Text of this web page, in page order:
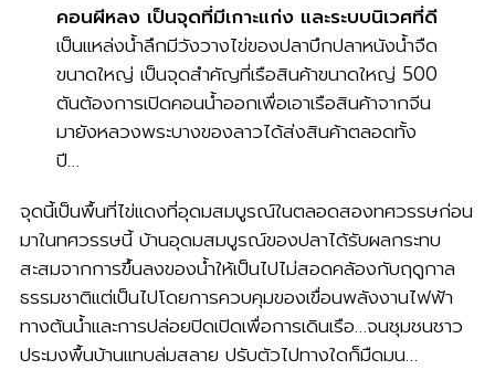
คอนผีหลง เป็นจุดที่มีเกาะแก่ง และระบบนิเวศที่ดี
เป็นแหล่งน้ำลึกมีวังวางไข่ของปลาบึกปลาหนังน้ำจืด
ขนาดใหญ่ เป็นจุดสำคัญที่เรือสินค้าขนาดใหญ่ 500
ตันต้องการเปิดคอนน้ำออกเพื่อเอาเรือสินค้าจากจีน
มายังหลวงพระบางของลาวได้ส่งสินค้าตลอดทั้ง
ปี…
จุดนี้เป็นพื้นที่ไข่แดงที่อุดมสมบูรณ์ในตลอดสองทศวรรษก่อน
มาในทศวรรษนี้ บ้านอุดมสมบูรณ์ของปลาได้รับผลกระทบ
สะสมจากการขึ้นลงของน้ำให้เป็นไปไม่สอดคล้องกับฤดูกาล
ธรรมชาติแต่เป็นไปโดยการควบคุมของเขื่อนพลังงานไฟฟ้า
ทางต้นน้ำและการปล่อยปิดเปิดเพื่อการเดินเรือ…จนชุมชนชาว
ประมงพื้นบ้านแทบล่มสลาย ปรับตัวไปทางใดก็มืดมน…